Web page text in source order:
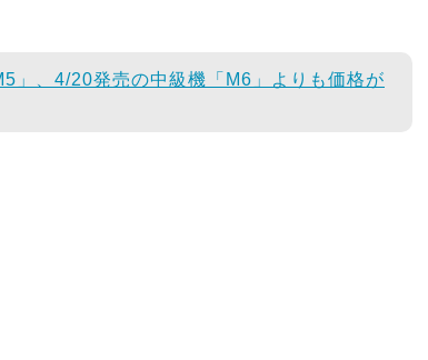
」、4/20発売の中級機「M6」よりも価格が